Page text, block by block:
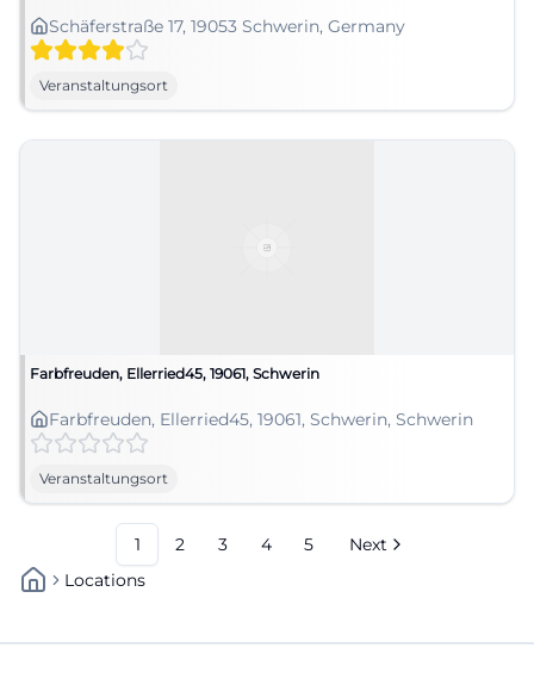
Schäferstraße 17, 19053 Schwerin, Germany
Veranstaltungsort
Farbfreuden, Ellerried45, 19061, Schwerin
Farbfreuden, Ellerried45, 19061, Schwerin, Schwerin
Veranstaltungsort
1 2 3 4 5
Next
Locations